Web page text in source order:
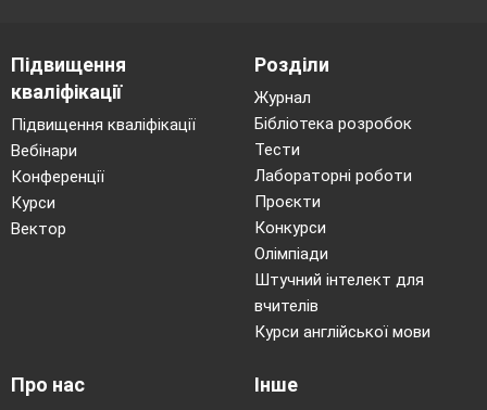
Підвищення
кваліфікації
Підвищення кваліфікації
Вебінари
Конференції
Курси
Вектор
Розділи
Журнал
Бібліотека розробок
Тести
Лабораторні роботи
Проєкти
Конкурси
Олімпіади
Штучний інтелект для
вчителів
Курси англійської мови
Про нас Інше